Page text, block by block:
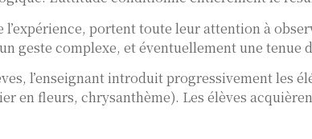
portent toute leur attention à
geste complexe, et éventuellement une tenue
l’enseignant introduit progressivement les
en fleurs, chrysanthème). Les élèves